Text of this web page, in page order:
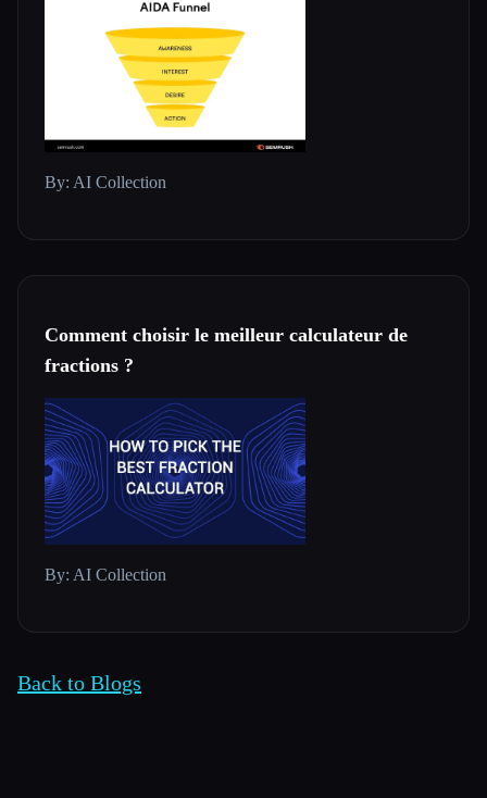
By: AI Collection
Comment choisir le meilleur calculateur de
fractions ?
By: AI Collection
Back to Blogs